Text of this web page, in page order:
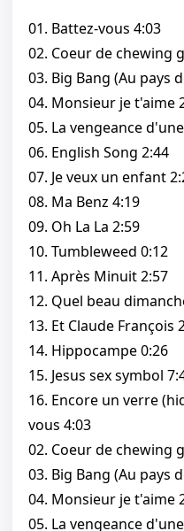
01. Battez-vous 4:03
02. Coeur de chewing
03. Big Bang (Au pays
04. Monsieur je t'aime
05. La vengeance
06. English Song 2:44
07. Je veux un enfant
08. Ma Benz 4:19
09. Oh La La 2:59
10. Tumbleweed 0:12
11. Après Minuit 2:57
12. Quel beau
13. Et Claude François
14. Hippocampe 0:26
15. Jesus sex symbol
16. Encore un verre
vous 4:03
02. Coeur de chewing
03. Big Bang (Au pays
04. Monsieur je t'aime
05. La vengeance